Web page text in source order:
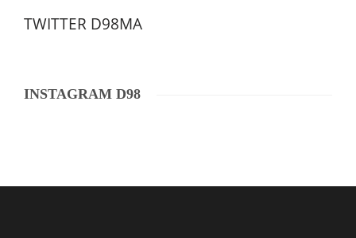
TWITTER D98MA
INSTAGRAM D98